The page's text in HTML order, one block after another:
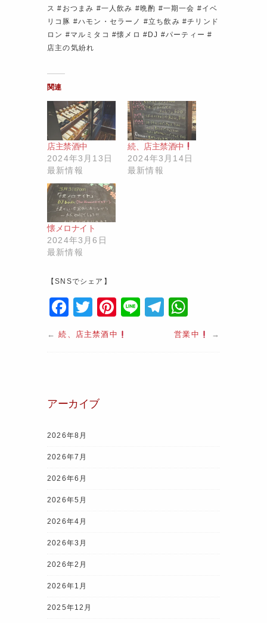
ス #おつまみ #一人飲み #晩酌 #一期一会 #イベ
リコ豚 #ハモン・セラーノ #立ち飲み #チリンド
ロン #マルミタコ #懐メロ #DJ #パーティー #
店主の気紛れ
関連
店主禁酒中
2024年3月13日
最新情報
続、店主禁酒中
2024年3月14日
最新情報
懐メロナイト
2024年3月6日
最新情報
【SNSでシェア】
F
a
c
o
k
T
w
itt
Pi
nt
er
Li
T
el
e
h
at
←続、店主禁酒中 営業中 →
アーカイブ
2026年8月
2026年7月
2026年6月
2026年5月
2026年4月
2026年3月
2026年2月
2026年1月
2025年12月